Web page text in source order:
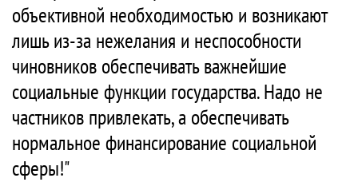
объективной необходимостью и возникают
лишь из-за нежелания и неспособности
чиновников обеспечивать важнейшие
социальные функции государства. Надо не
частников привлекать, а обеспечивать
нормальное финансирование социальной
сферы!"